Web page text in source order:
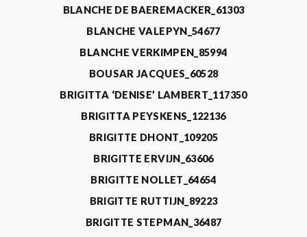
BLANCHE DE BAEREMACKER_61303
BLANCHE VALEPYN_54677
BLANCHE VERKIMPEN_85994
BOUSAR JACQUES_60528
BRIGITTA ‘DENISE’ LAMBERT_117350
BRIGITTA PEYSKENS_122136
BRIGITTE DHONT_109205
BRIGITTE ERVIJN_63606
BRIGITTE NOLLET_64654
BRIGITTE RUTTIJN_89223
BRIGITTE STEPMAN_36487